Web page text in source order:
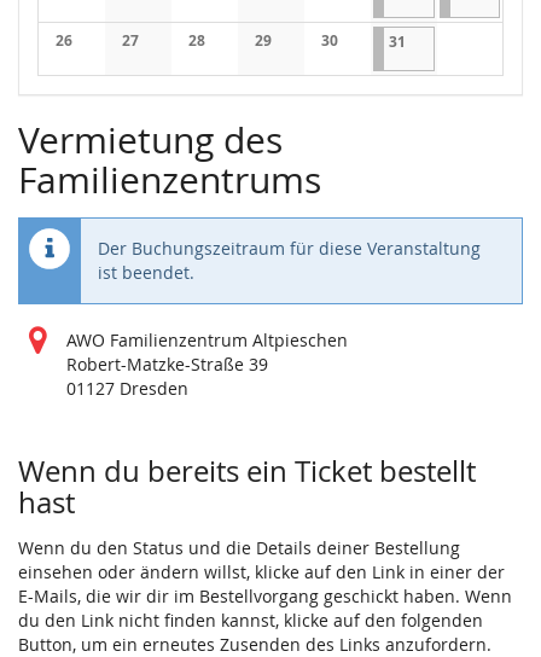
26 27 28 29 30 31
Vermietung des
Familienzentrums
Der Buchungszeitraum für diese Veranstaltung
ist beendet.
AWO Familienzentrum Altpieschen
Robert-Matzke-Straße 39
01127 Dresden
Wenn du bereits ein Ticket bestellt
hast
Wenn du den Status und die Details deiner Bestellung
einsehen oder ändern willst, klicke auf den Link in einer der
E-Mails, die wir dir im Bestellvorgang geschickt haben. Wenn
du den Link nicht finden kannst, klicke auf den folgenden
Button, um ein erneutes Zusenden des Links anzufordern.